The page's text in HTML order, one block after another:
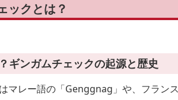
ックとは？
ギンガムチェックの起源と歴史
マレー語の「Genggnag」や、フラ